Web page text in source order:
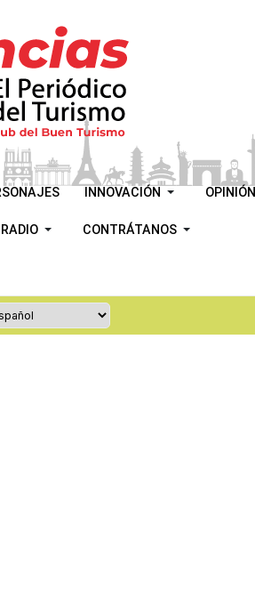
INNOVACIÓN OPINIÓN
CONTRÁTANOS